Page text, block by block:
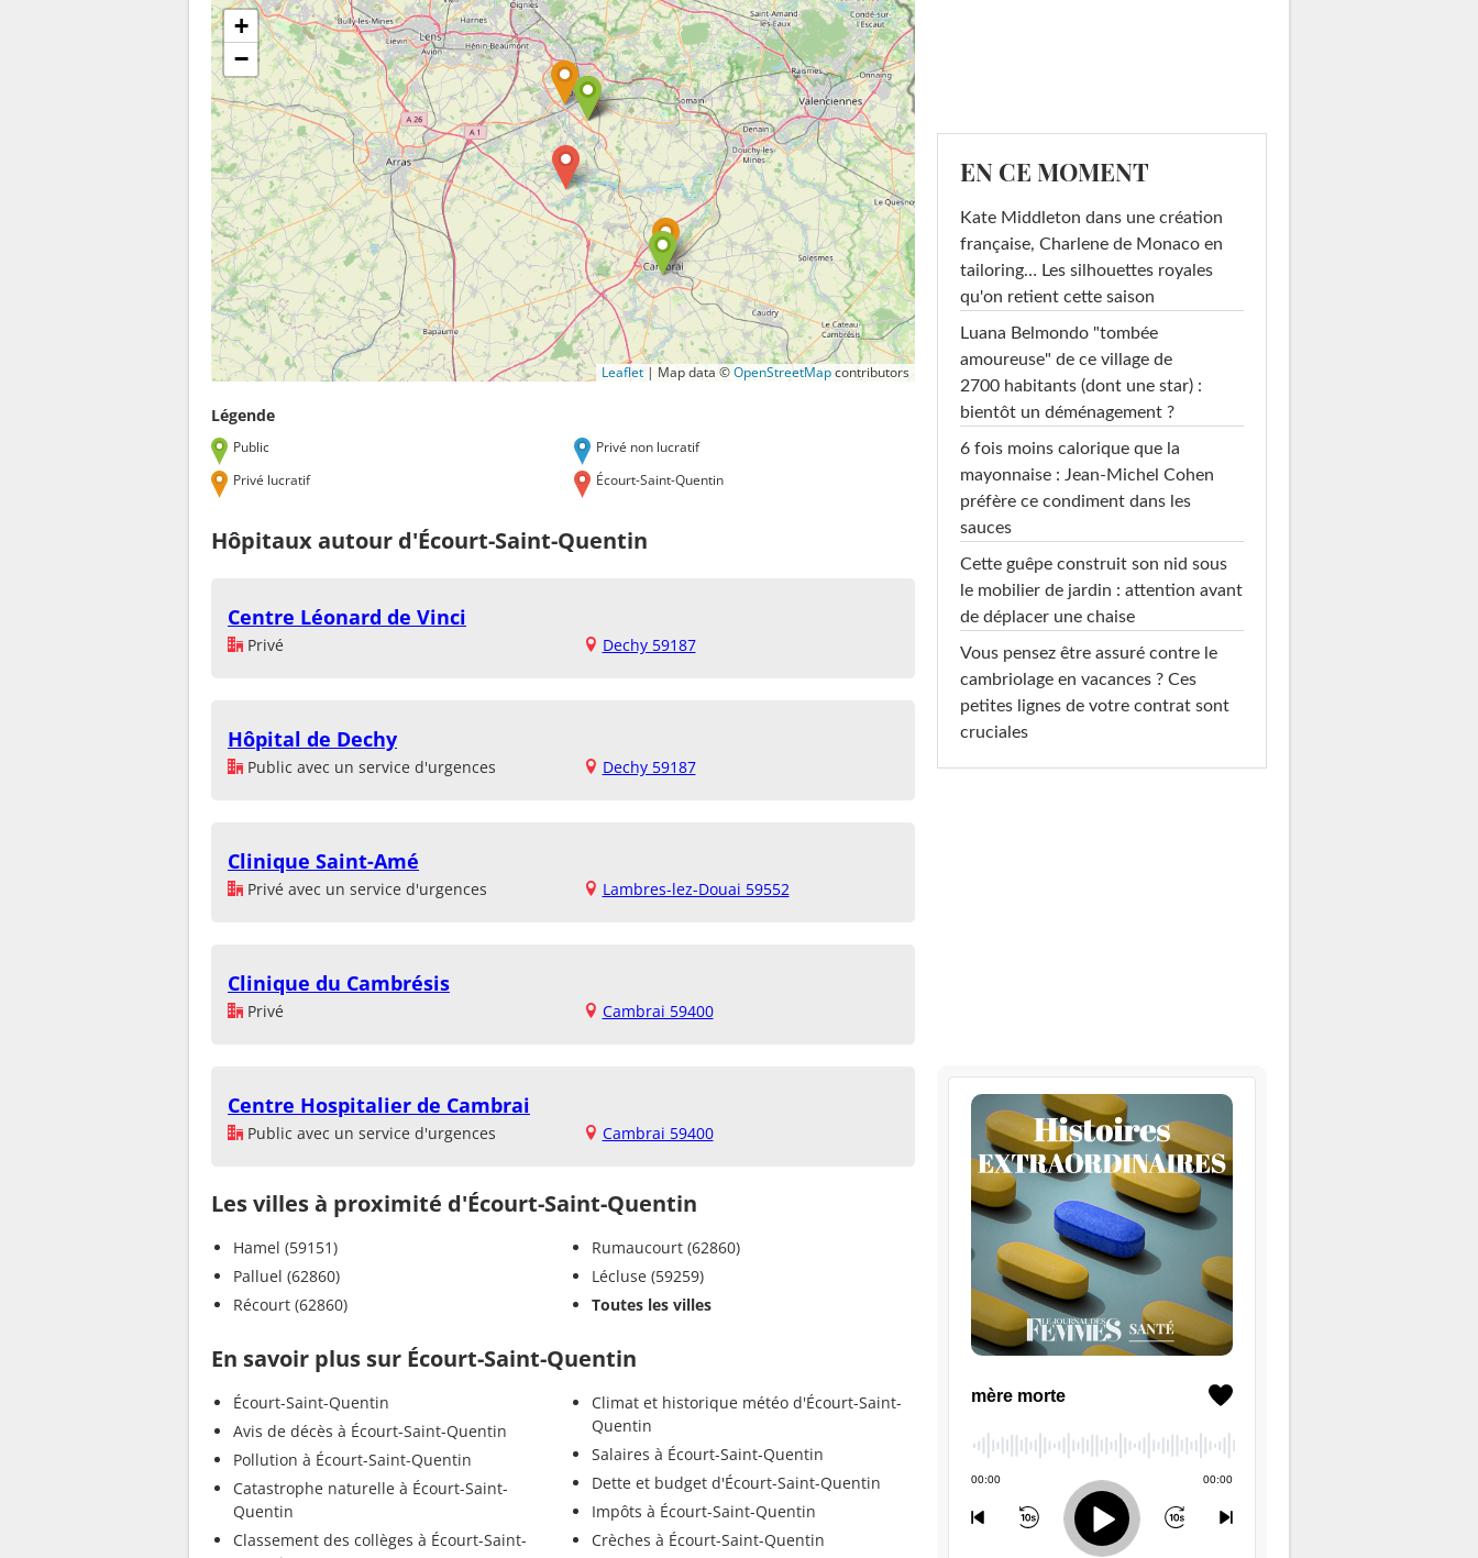
+
−
Leaflet | Map data ©OpenStreetMapcontributors
Légende
Public
Privé non lucratif
Privé lucratif
Écourt-Saint-Quentin
Hôpitaux autour d'Écourt-Saint-Quentin
Centre Léonard de Vinci
Privé Dechy 59187
Hôpital de Dechy
Public avec un service d'urgences Dechy 59187
Clinique Saint-Amé
Privé avec un service d'urgences Lambres-lez-Douai 59552
Clinique du Cambrésis
Privé Cambrai 59400
Centre Hospitalier de Cambrai
Public avec un service d'urgences Cambrai 59400
Les villes à proximité d'Écourt-Saint-Quentin
Hamel (59151)
Palluel (62860)
Récourt (62860)
Rumaucourt (62860)
Lécluse (59259)
Toutes les villes
En savoir plus sur Écourt-Saint-Quentin
Écourt-Saint-Quentin
Avis de décès à Écourt-Saint-Quentin
Pollution à Écourt-Saint-Quentin
Catastrophe naturelle à Écourt-Saint-
Quentin
Classement des collèges à Écourt-Saint-
Climat et historique météo d'Écourt-Saint-
Quentin
Salaires à Écourt-Saint-Quentin
Dette et budget d'Écourt-Saint-Quentin
Impôts à Écourt-Saint-Quentin
Crèches à Écourt-Saint-Quentin
EN CE MOMENT
Kate Middleton dans une création
française, Charlene de Monaco en
tailoring… Les silhouettes royales
qu'on retient cette saison
Luana Belmondo "tombée
amoureuse" de ce village de
2700 habitants (dont une star) :
bientôt un déménagement ?
6 fois moins calorique que la
mayonnaise : Jean-Michel Cohen
préfère ce condiment dans les
sauces
Cette guêpe construit son nid sous
le mobilier de jardin : attention avant
de déplacer une chaise
Vous pensez être assuré contre le
cambriolage en vacances ? Ces
petites lignes de votre contrat sont
cruciales